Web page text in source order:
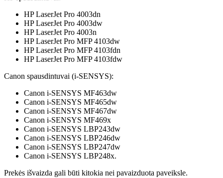
HP LaserJet Pro 4003dn
HP LaserJet Pro 4003dw
HP LaserJet Pro 4003n
HP LaserJet Pro MFP 4103dw
HP LaserJet Pro MFP 4103fdn
HP LaserJet Pro MFP 4103fdw
Canon spausdintuvai (i-SENSYS):
Canon i-SENSYS MF463dw
Canon i-SENSYS MF465dw
Canon i-SENSYS MF467dw
Canon i-SENSYS MF469x
Canon i-SENSYS LBP243dw
Canon i-SENSYS LBP246dw
Canon i-SENSYS LBP247dw
Canon i-SENSYS LBP248x.
Prekės išvaizda gali būti kitokia nei pavaizduota paveiksle.